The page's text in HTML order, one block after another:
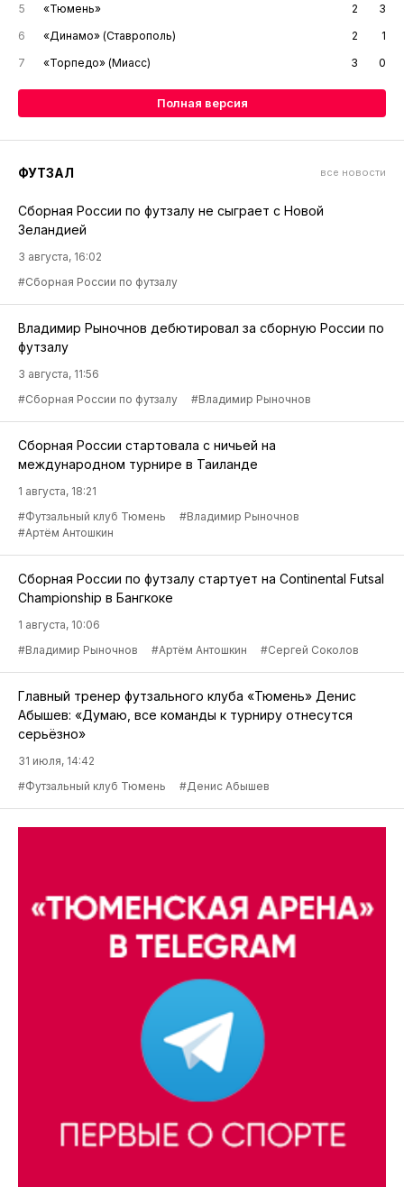
5
«Тюмень» 2
3
6
«Динамо» (Ставрополь) 2
1
7
«Торпедо» (Миасс) 3 0
Полная версия
ФУТЗАЛ все новости
Сборная России по футзалу не сыграет с Новой
Зеландией
3 августа, 16:02
#Сборная России по футзалу
Владимир Рыночнов дебютировал за сборную России по
футзалу
3 августа, 11:56
#Сборная России по футзалу
#Владимир Рыночнов
Сборная России стартовала с ничьей на
международном турнире в Таиланде
1 августа, 18:21
#Футзальный клуб Тюмень
#Владимир Рыночнов
#Артём Антошкин
Сборная России по футзалу стартует на Continental Futsal
Championship в Бангкоке
1 августа, 10:06
#Владимир Рыночнов
#Артём Антошкин #Сергей Соколов
Главный тренер футзального клуба «Тюмень» Денис
Абышев: «Думаю, все команды к турниру отнесутся
серьёзно»
31 июля, 14:42
#Футзальный клуб Тюмень
#Денис Абышев